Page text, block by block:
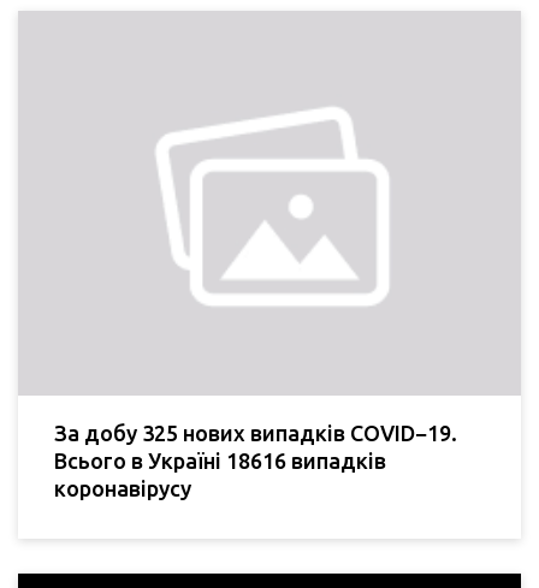
За добу 325 нових випадків COVID−19.
Всього в Україні 18616 випадків
коронавірусу